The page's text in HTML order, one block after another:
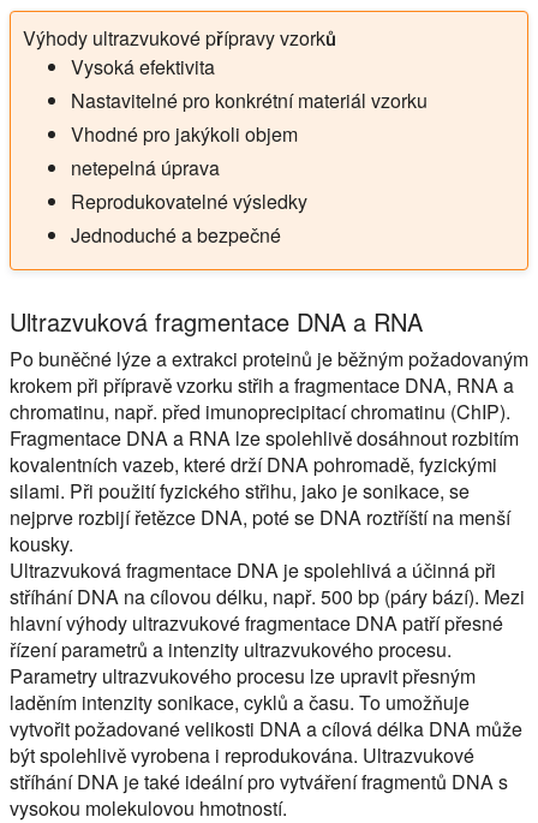
Výhody ultrazvukové přípravy vzorků
Vysoká efektivita
Nastavitelné pro konkrétní materiál vzorku
Vhodné pro jakýkoli objem
netepelná úprava
Reprodukovatelné výsledky
Jednoduché a bezpečné
Ultrazvuková fragmentace DNA a RNA
Po buněčné lýze a extrakci proteinů je běžným požadovaným
krokem při přípravě vzorku střih a fragmentace DNA, RNA a
chromatinu, např. před imunoprecipitací chromatinu (ChIP).
Fragmentace DNA a RNA lze spolehlivě dosáhnout rozbitím
kovalentních vazeb, které drží DNA pohromadě, fyzickými
silami. Při použití fyzického střihu, jako je sonikace, se
nejprve rozbijí řetězce DNA, poté se DNA roztříští na menší
kousky.
Ultrazvuková fragmentace DNA je spolehlivá a účinná při
stříhání DNA na cílovou délku, např. 500 bp (páry bází). Mezi
hlavní výhody ultrazvukové fragmentace DNA patří přesné
řízení parametrů a intenzity ultrazvukového procesu.
Parametry ultrazvukového procesu lze upravit přesným
laděním intenzity sonikace, cyklů a času. To umožňuje
vytvořit požadované velikosti DNA a cílová délka DNA může
být spolehlivě vyrobena i reprodukována. Ultrazvukové
stříhání DNA je také ideální pro vytváření fragmentů DNA s
vysokou molekulovou hmotností.